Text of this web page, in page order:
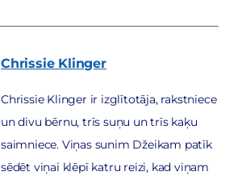
Chrissie Klinger
Chrissie Klinger ir izglītotāja, rakstniece
un divu bērnu, trīs suņu un trīs kaķu
saimniece. Viņas sunim Džeikam patīk
sēdēt viņai klēpī katru reizi, kad viņam